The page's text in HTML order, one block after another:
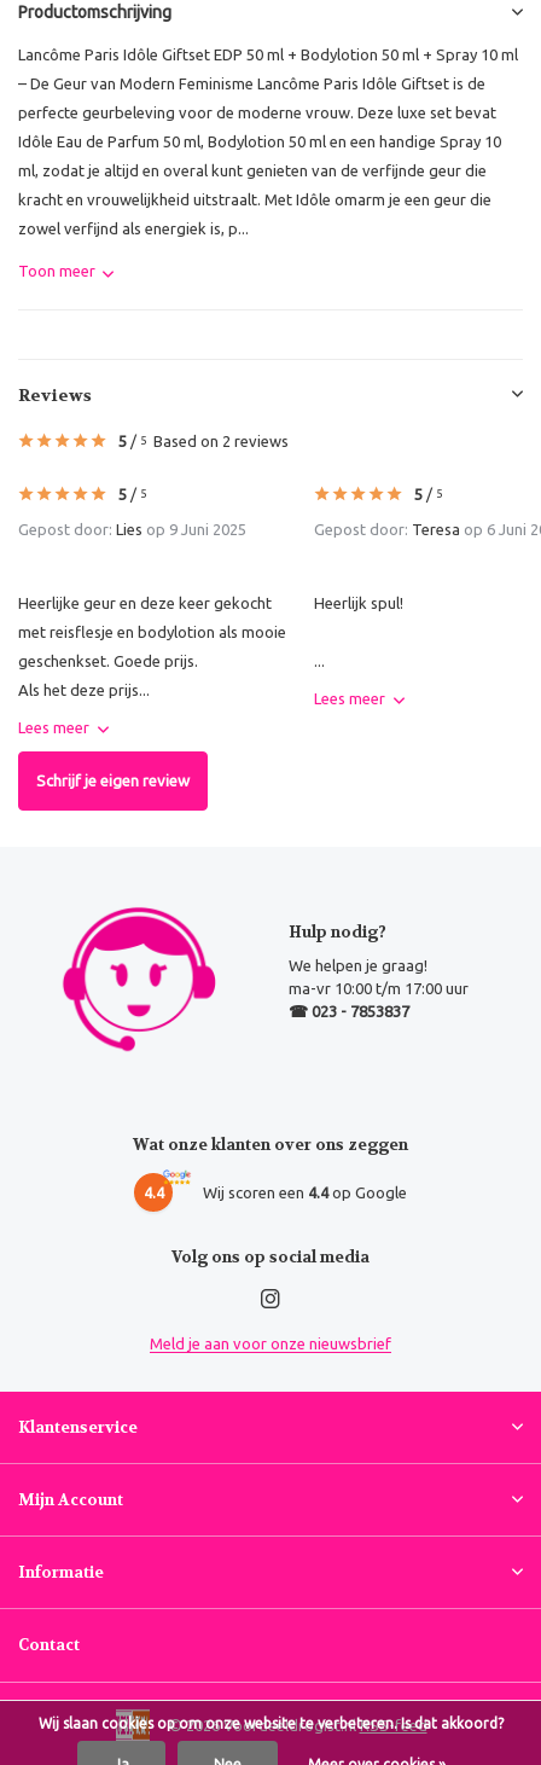
Productomschrijving
Lancôme Paris Idôle Giftset EDP 50 ml + Bodylotion 50 ml + Spray 10 ml
– De Geur van Modern Feminisme Lancôme Paris Idôle Giftset is de
perfecte geurbeleving voor de moderne vrouw. Deze luxe set bevat
Idôle Eau de Parfum 50 ml, Bodylotion 50 ml en een handige Spray 10
ml, zodat je altijd en overal kunt genieten van de verfijnde geur die
kracht en vrouwelijkheid uitstraalt. Met Idôle omarm je een geur die
zowel verfijnd als energiek is, p...
Toon meer
Reviews
5 / 5 Based on 2 reviews
5 / 5
Gepost door: Lies op 9 Juni 2025
Heerlijke geur en deze keer gekocht
met reisflesje en bodylotion als mooie
geschenkset. Goede prijs.
Als het deze prijs...
Lees meer
5 / 5
Gepost door: Teresa op 6 Juni
Heerlijk spul!
...
Lees meer
Schrijf je eigen review
Hulp nodig?
We helpen je graag!
ma-vr 10:00 t/m 17:00 uur
☎ 023 - 7853837
Wat onze klanten over ons zeggen
4.4 Wij scoren een 4.4op Google
Volg ons op social media
Meld je aan voor onze nieuwsbrief
Klantenservice
Mijn Account
Informatie
Contact
© 2026 Voordeeldrogist.nlRSS-feed
Wij slaan cookies op om onze website te verbeteren. Is dat akkoord?